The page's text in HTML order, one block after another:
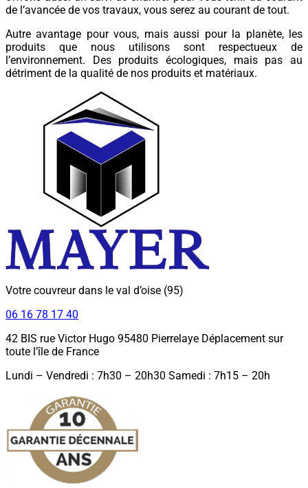
de l’avancée de vos travaux, vous serez au courant de tout.
Autre avantage pour vous, mais aussi pour la planète, les
produits que nous utilisons sont respectueux de
l’environnement. Des produits écologiques, mais pas au
détriment de la qualité de nos produits et matériaux.
Votre couvreur dans le val d’oise (95)
06 16 78 17 40
42 BIS rue Victor Hugo 95480 Pierrelaye Déplacement sur
toute l’île de France
Lundi – Vendredi : 7h30 – 20h30 Samedi : 7h15 – 20h